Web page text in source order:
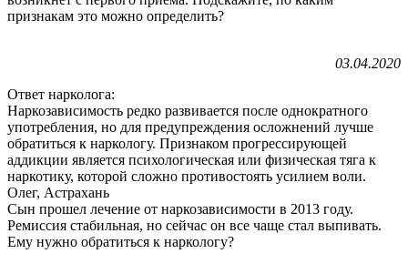
признакам это можно определить?
03.04.2020
Ответ нарколога:
Наркозависимость редко развивается после однократного
употребления, но для предупреждения осложнений лучше
обратиться к наркологу. Признаком прогрессирующей
аддикции является психологическая или физическая тяга к
наркотику, которой сложно противостоять усилием воли.
Олег, Астрахань
Сын прошел лечение от наркозависимости в 2013 году.
Ремиссия стабильная, но сейчас он все чаще стал выпивать.
Ему нужно обратиться к наркологу?